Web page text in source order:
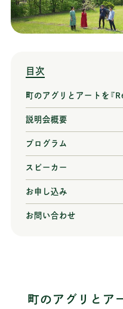
目次
町のアグリとアートを『
説明会概要
プログラム
スピーカー
お申し込み
お問い合わせ
町のアグリとア